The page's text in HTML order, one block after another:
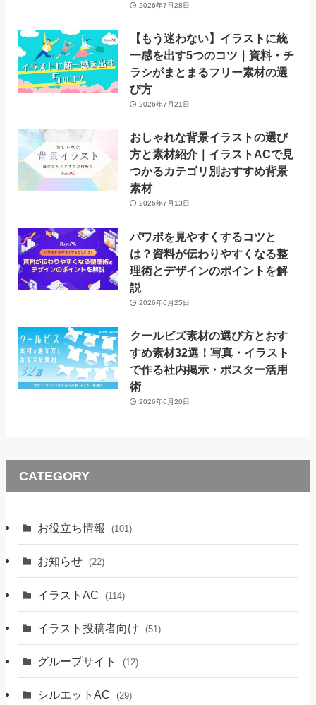
2026年7月28日
【もう迷わない】イラストに統
一感を出す5つのコツ｜資料・チ
ラシがまとまるフリー素材の選
び方
2026年7月21日
おしゃれな背景イラストの選び
方と素材紹介｜イラストACで見
つかるカテゴリ別おすすめ背景
素材
2026年7月13日
パワポを見やすくするコツと
は？資料が伝わりやすくなる整
理術とデザインのポイントを解
説
2026年6月25日
クールビズ素材の選び方とおす
すめ素材32選！写真・イラスト
で作る社内掲示・ポスター活用
術
2026年6月20日
CATEGORY
お役立ち情報 (101)
お知らせ (22)
イラストAC (114)
イラスト投稿者向け (51)
グループサイト (12)
シルエットAC (29)